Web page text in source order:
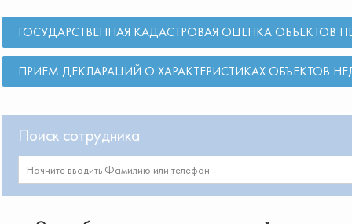
ГОСУДАРСТВЕННАЯ КАДАСТРОВАЯ ОЦЕНКА ОБЪЕКТОВ
ПРИЕМ ДЕКЛАРАЦИЙ О ХАРАКТЕРИСТИКАХ ОБЪЕКТОВ
Поиск сотрудника